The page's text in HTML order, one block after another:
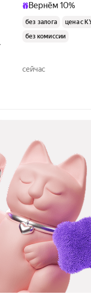
Вернём 10%
без залога
цена с
без комиссии
сейчас